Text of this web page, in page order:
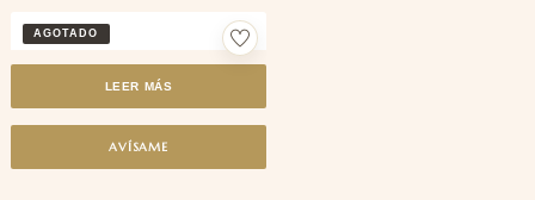
LEER MÁS
AVÍSAME